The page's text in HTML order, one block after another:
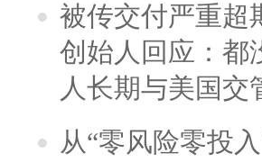
被传交付严重超
创始人回应：都
人长期与美国交
从“零风险零投